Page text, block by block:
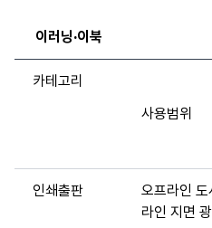
이러닝·이북
카테고리
사용범위
인쇄출판
오프라인 도
라인 지면